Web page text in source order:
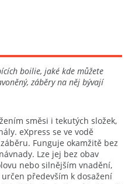
boilie, jaké kde můžete
záběry na něj bývají
směsi i tekutých složek,
eXpress se ve vodě
Funguje okamžitě bez
Lze jej bez obav
nebo silnějším vnadění,
především k dosažení